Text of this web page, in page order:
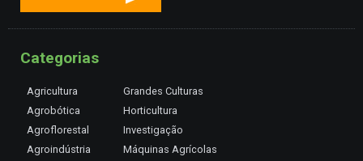
Categorias
Agricultura
Agrobótica
Agroflorestal
Agroindústria
Grandes Culturas
Horticultura
Investigação
Máquinas Agrícolas